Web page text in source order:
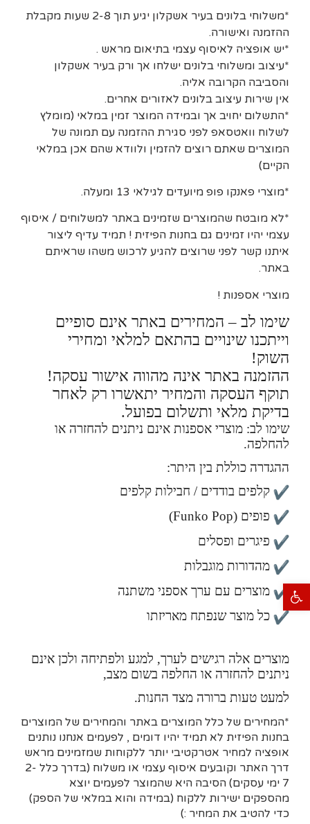
פתח סרגל נגישות
*משלוחי בלונים בעיר אשקלון יגיע תוך 2-8 שעות מקבלת
ההזמנה ואישורה.
*יש אופציה לאיסוף עצמי בתיאום מראש .
*עיצוב ומשלוחי בלונים ישלחו אך ורק בעיר אשקלון
והסביבה הקרובה אליה.
אין שירות עיצוב בלונים לאזורים אחרים.
*התשלום יחויב אך ובמידה המוצר זמין במלאי (מומלץ
לשלוח וואטסאפ לפני סגירת ההזמנה עם תמונה של
המוצרים שאתם רוצים להזמין ולוודא שהם אכן במלאי
הקיים)
*מוצרי פאנקו פופ מיועדים לגילאי 13 ומעלה.
*לא מובטח שהמוצרים שזמינים באתר למשלוחים / איסוף
עצמי יהיו זמינים גם בחנות הפיזית ! תמיד עדיף ליצור
איתנו קשר לפני שרוצים להגיע לרכוש משהו שראיתם
באתר.
מוצרי אספנות !
שימו לב – המחירים באתר אינם סופיים
וייתכנו שינויים בהתאם למלאי ומחירי
השוק!
ההזמנה באתר אינה מהווה אישור עסקה!
תוקף העסקה והמחיר יתאשרו רק לאחר
בדיקת מלאי ותשלום בפועל.
שימו לב: מוצרי אספנות אינם ניתנים להחזרה או
להחלפה.
ההגדרה כוללת בין היתר:
קלפים בודדים / חבילות קלפים
פופים (Funko Pop)
פיגרים ופסלים
מהדורות מוגבלות
מוצרים עם ערך אספני משתנה
כל מוצר שנפתח מאריזתו
מוצרים אלה רגישים לערך, למגע ולפתיחה ולכן אינם
ניתנים להחזרה או החלפה בשום מצב,
למעט טעות ברורה מצד החנות.
*המחירים של כלל המוצרים באתר והמחירים של המוצרים
בחנות הפיזית לא תמיד יהיו דומים , לפעמים אנחנו נותנים
אופציה למחיר אטרקטיבי יותר ללקוחות שמזמינים מראש
דרך האתר וקובעים איסוף עצמי או משלוח (בדרך כלל 2-
7 ימי עסקים)
הסיבה היא שהמוצר לפעמים יוצא
מהספקים ישירות ללקוח (במידה והוא במלאי של הספק)
כדי להטיב את המחיר :)